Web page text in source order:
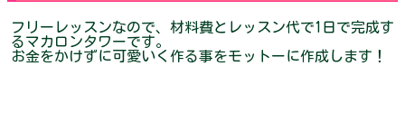
フリーレッスンなので、材料費とレッスン代で1日で完成す
るマカロンタワーです。
お金をかけずに可愛いく作る事をモットーに作成します！